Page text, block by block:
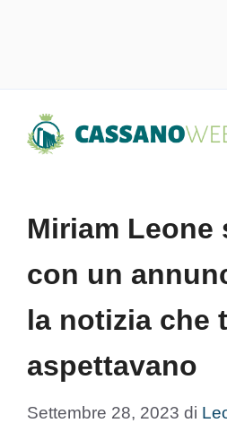
Miriam Leone
con un
la notizia che
aspettavano
Settembre 28, 2023 di